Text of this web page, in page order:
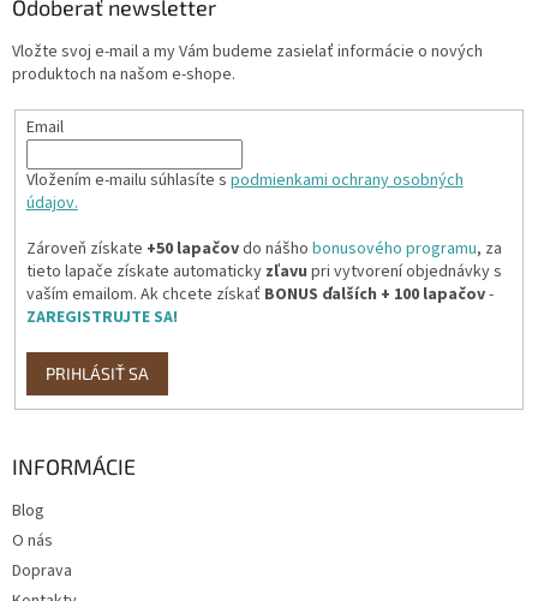
Odoberať newsletter
Vložte svoj e-mail a my Vám budeme zasielať informácie o nových
produktoch na našom e-shope.
Email
Vložením e-mailu súhlasíte s podmienkami ochrany osobných
údajov.
Zároveň získate +50 lapačovdo nášho bonusového programu, za
tieto lapače získate automaticky zľavu pri vytvorení objednávky s
vaším emailom. Ak chcete získať BONUS ďalších + 100 lapačov-
ZAREGISTRUJTE SA!
PRIHLÁSIŤ SA
INFORMÁCIE
Blog
O nás
Doprava